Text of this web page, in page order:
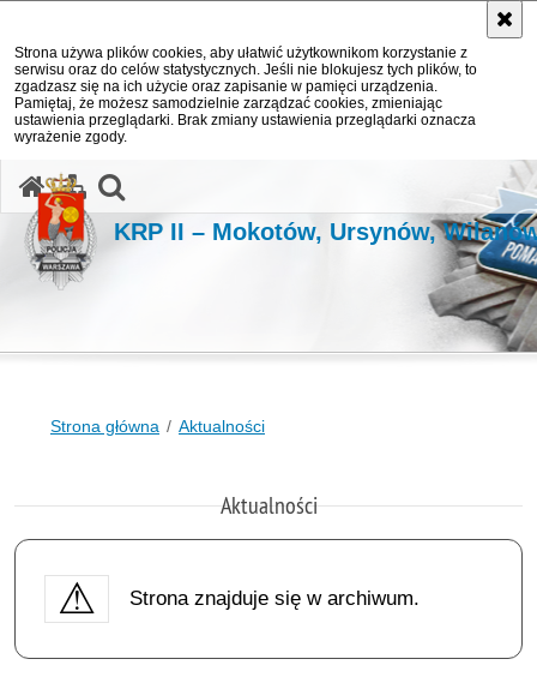
Strona używa plików cookies, aby ułatwić użytkownikom korzystanie z
serwisu oraz do celów statystycznych. Jeśli nie blokujesz tych plików, to
zgadzasz się na ich użycie oraz zapisanie w pamięci urządzenia.
Pamiętaj, że możesz samodzielnie zarządzać cookies, zmieniając
ustawienia przeglądarki. Brak zmiany ustawienia przeglądarki oznacza
wyrażenie zgody.
KRP II – Mokotów, Ursynów,
Strona główna Aktualności
Aktualności
Strona znajduje się w archiwum.